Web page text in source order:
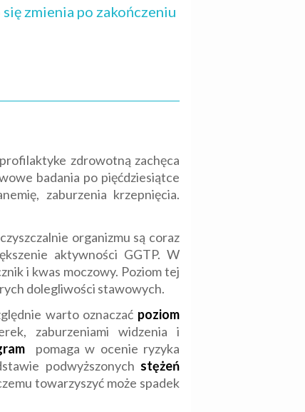
zmienia po zakończeniu
zdrowotną zachęca
badania po pięćdziesiątce
zaburzenia krzepnięcia.
organizmu są coraz
aktywności GGTP. W
i kwas moczowy. Poziom tej
dolegliwości stawowych.
warto oznaczać poziom
zaburzeniami widzenia i
pomaga w ocenie ryzyka
podwyższonych stężeń
towarzyszyć może spadek